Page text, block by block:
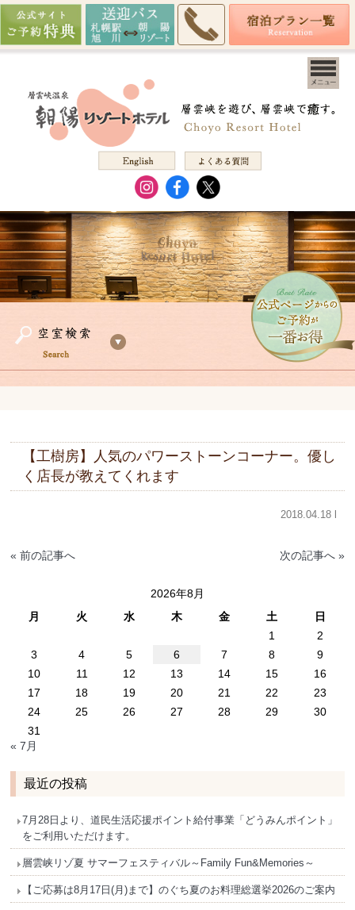
【工樹房】人気のパワーストーンコーナー。優し
く店長が教えてくれます
2018.04.18 l
« 前の記事へ 次の記事へ »
2026年8月
月
火 水 木 金 土
日
1
2
3
4 5 6 7 8
9
10
11 12 13 14 15
16
17
18 19 20 21 22
23
24
25 26 27 28 29
30
31
« 7月
最近の投稿
7月28日より、道民生活応援ポイント給付事業「どうみんポイント」
をご利用いただけます。
層雲峡リゾ夏 サマーフェスティバル～Family Fun&Memories～
【ご応募は8月17日(月)まで】のぐち夏のお料理総選挙2026のご案内